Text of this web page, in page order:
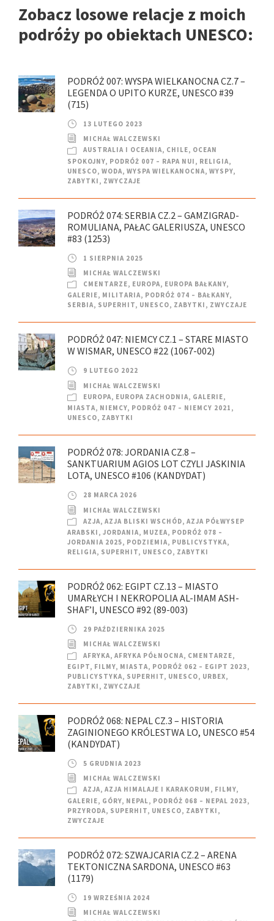
Zobacz losowe relacje z moich
podróży po obiektach UNESCO:
PODRÓŻ 007: WYSPA WIELKANOCNA CZ.7 –
LEGENDA O UPITO KURZE, UNESCO #39
(715)
13 LUTEGO 2023
MICHAŁ WALCZEWSKI
AUSTRALIA I OCEANIA, CHILE, OCEAN
SPOKOJNY, PODRÓŻ 007 – RAPA NUI , RELIGIA,
UNESCO, WODA, WYSPA WIELKANOCNA, WYSPY,
ZABYTKI , ZWYCZAJE
PODRÓŻ 074: SERBIA CZ.2 – GAMZIGRAD-
ROMULIANA, PAŁAC GALERIUSZA, UNESCO
#83 (1253)
1 SIERPNIA 2025
MICHAŁ WALCZEWSKI
CMENTARZE, EUROPA, EUROPA BAŁKANY,
GALERIE, MILITARIA, PODRÓŻ 074 – BAŁKANY,
SERBIA, SUPERHIT, UNESCO, ZABYTKI , ZWYCZAJE
PODRÓŻ 047: NIEMCY CZ.1 – STARE MIASTO
W WISMAR, UNESCO #22 (1067-002)
9 LUTEGO 2022
MICHAŁ WALCZEWSKI
EUROPA, EUROPA ZACHODNIA, GALERIE,
MIASTA, NIEMCY, PODRÓŻ 047 – NIEMCY 2021 ,
UNESCO, ZABYTKI
PODRÓŻ 078: JORDANIA CZ.8 –
SANKTUARIUM AGIOS LOT CZYLI JASKINIA
LOTA, UNESCO #106 (KANDYDAT)
28 MARCA 2026
MICHAŁ WALCZEWSKI
AZJA, AZJA BLISKI WSCHÓD, AZJA PÓŁWYSEP
ARABSKI , JORDANIA, MUZEA, PODRÓŻ 078 –
JORDANIA 2025, PODZIEMIA, PUBLICYSTYKA,
RELIGIA, SUPERHIT, UNESCO, ZABYTKI
PODRÓŻ 062: EGIPT CZ.13 – MIASTO
UMARŁYCH I NEKROPOLIA AL-IMAM ASH-
SHAF’I, UNESCO #92 (89-003)
29 PAŹDZIERNIKA 2025
MICHAŁ WALCZEWSKI
AFRYKA, AFRYKA PÓŁNOCNA, CMENTARZE,
EGIPT, FILMY, MIASTA, PODRÓŻ 062 – EGIPT 2023,
PUBLICYSTYKA, SUPERHIT, UNESCO, URBEX,
ZABYTKI , ZWYCZAJE
PODRÓŻ 068: NEPAL CZ.3 – HISTORIA
ZAGINIONEGO KRÓLESTWA LO, UNESCO #54
(KANDYDAT)
5 GRUDNIA 2023
MICHAŁ WALCZEWSKI
AZJA, AZJA HIMALAJE I KARAKORUM , FILMY,
GALERIE, GÓRY, NEPAL, PODRÓŻ 068 – NEPAL 2023,
PRZYRODA, SUPERHIT, UNESCO, ZABYTKI ,
ZWYCZAJE
PODRÓŻ 072: SZWAJCARIA CZ.2 – ARENA
TEKTONICZNA SARDONA, UNESCO #63
(1179)
19 WRZEŚNIA 2024
MICHAŁ WALCZEWSKI